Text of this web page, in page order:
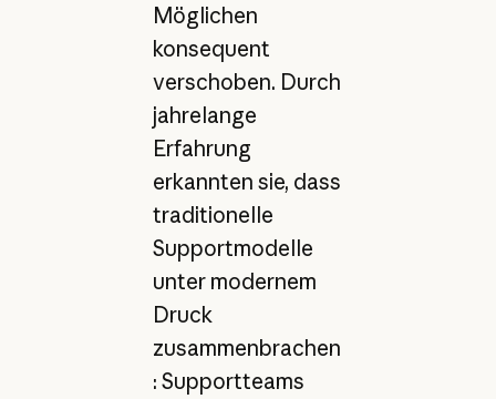
Möglichen
konsequent
verschoben. Durch
jahrelange
Erfahrung
erkannten sie, dass
traditionelle
Supportmodelle
unter modernem
Druck
zusammenbrachen
: Supportteams